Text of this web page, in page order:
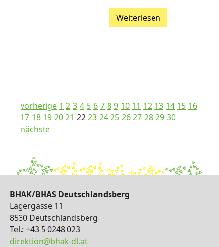
Weiterlesen
vorherige 1 2 3 4 5 6 7 8 9 10 11 12 13 14 15 16
17 18 19 20 21 22 23 24 25 26 27 28 29 30
nächste
BHAK/BHAS Deutschlandsberg
Lagergasse 11
8530 Deutschlandsberg
Tel.: +43 5 0248 023
direktion@bhak-dl.at